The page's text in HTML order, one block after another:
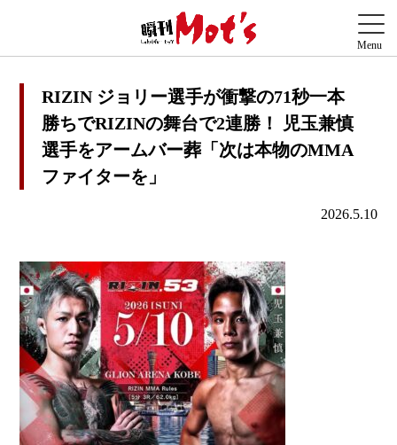
RIZIN ジョリー選手が衝撃の71秒一本
勝ちでRIZINの舞台で2連勝！ 児玉兼慎
選手をアームバー葬「次は本物のMMA
ファイターを」
2026.5.10